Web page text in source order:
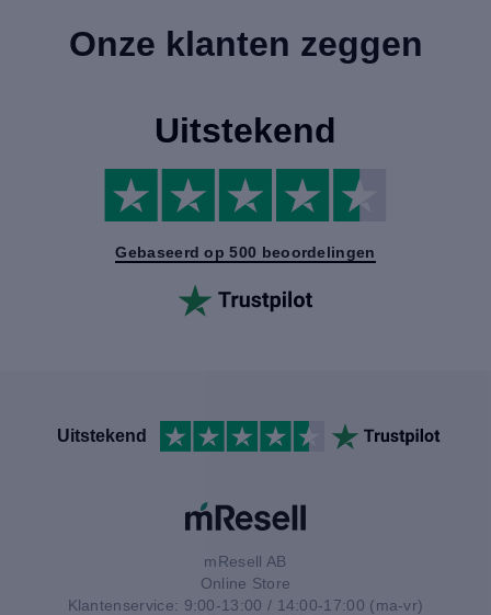
Onze klanten zeggen
Uitstekend
Gebaseerd op 500 beoordelingen
Uitstekend
mResell AB
Online Store
Klantenservice: 9:00-13:00 / 14:00-17:00 (ma-vr)